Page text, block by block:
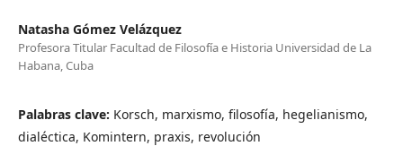
Natasha Gómez Velázquez
Profesora Titular Facultad de Filosofía e Historia Universidad de La
Habana, Cuba
Palabras clave: Korsch, marxismo, filosofía, hegelianismo,
dialéctica, Komintern, praxis, revolución